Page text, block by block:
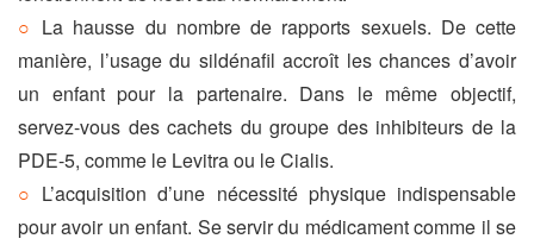
La hausse du nombre de rapports sexuels. De cette
manière, l’usage du sildénafil accroît les chances d’avoir
un enfant pour la partenaire. Dans le même objectif,
servez-vous des cachets du groupe des inhibiteurs de la
PDE-5, comme le Levitra ou le Cialis.
L’acquisition d’une nécessité physique indispensable
pour avoir un enfant. Se servir du médicament comme il se